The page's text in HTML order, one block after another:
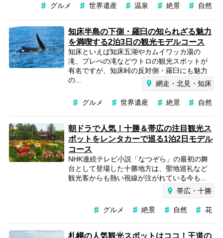
グルメ 世界遺産 温泉 絶景 自然
知床半島の下側・羅臼の知られざる魅力
を満喫する2泊3日の観光モデルコース
知床といえば知床五湖やカムイワッカ湯の
滝、プレぺの滝などウトロの観光スポットが
有名ですが、知床峠の反対側・羅臼にも魅力
の...
網走・北見・知床
グルメ 世界遺産 絶景 自然
朝ドラで人気！十勝＆帯広の注目観光ス
ポットをレンタカーで巡る1泊2日モデル
コース
NHK連続テレビ小説「なつぞら」の最初の舞
台として登場した十勝地方は、聖地巡礼など
観光客からも熱い視線が注がれている今も...
帯広・十勝
グルメ 絶景 自然 花
札幌の人気観光スポットはココ！王道の